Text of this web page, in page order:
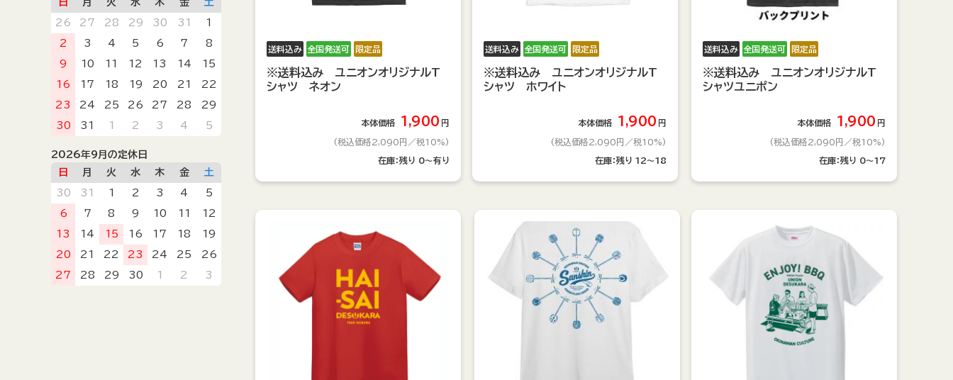
送料込み 全国発送可 限定品
※送料込み ユニオンオリジナルT
シャツ ネオン
本体価格 1,900 円
(税込価格2,090円 ／税10%)
在庫：残り 0～有り
送料込み 全国発送可 限定品
※送料込み ユニオンオリジナルT
シャツ ホワイト
本体価格 1,900 円
(税込価格2,090円 ／税10%)
在庫：残り 12～18
送料込み 全国発送可 限定品
※送料込み ユニオンオリジナルT
シャツユニポン
本体価格 1,900 円
(税込価格2,090円 ／税10%)
在庫：残り 0～17
日
月 火 水 木 金 土
26 27 28 29 30 31 1
2 3 4 5 6 7 8
9 10 11 12 13 14 15
16 17 18 19 20 21 22
23 24 25 26 27 28 29
30 31 1 2 3 4 5
2026年9月の定休日
日
月 火 水 木 金 土
30 31 1 2 3 4 5
6 7 8 9 10 11 12
13 14 15 16 17 18 19
20 21 22 23 24 25 26
27 28 29 30 1 2 3